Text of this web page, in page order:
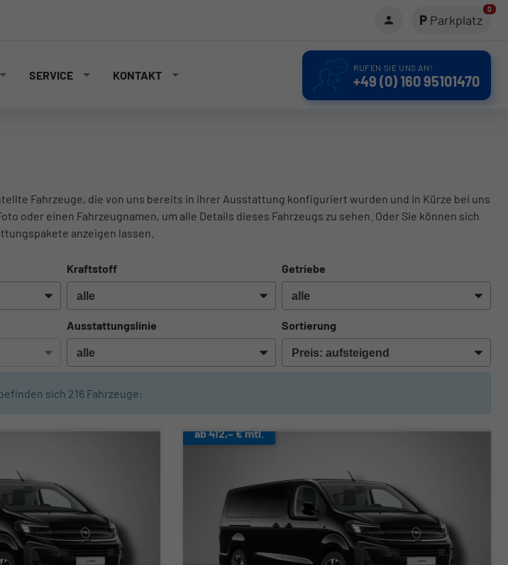
Parkplatz
0
SERVICE KONTAKT
RUFEN SIE UNS AN!
+49 (0) 160 95101470
Fahrzeuge, die von uns bereits in ihrer Ausstattung konfiguriert wurden und in Kürze bei uns
oder einen Fahrzeugnamen, um alle Details dieses Fahrzeugs zu sehen. Oder Sie können sich
anzeigen lassen.
Kraftstoff Getriebe
Ausstattungslinie Sortierung
sich 216 Fahrzeuge:
ab 412,– € mtl.